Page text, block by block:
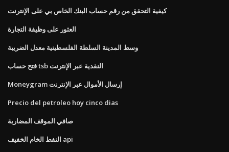
كيفية التحقق من رقم حساب البنك الخاص بي على الإنترنت
العثور على وظيفة التجارة
وسط المدينة السلطة الفلسطينية معدل الضريبة
فتح حساب tsb النقدية عبر الإنترنت
Moneygram إرسال الأموال عبر الإنترنت
Precio del petroleo hoy cinco dias
صافي الموقف المضاربة
النفط الخام الخفيف api